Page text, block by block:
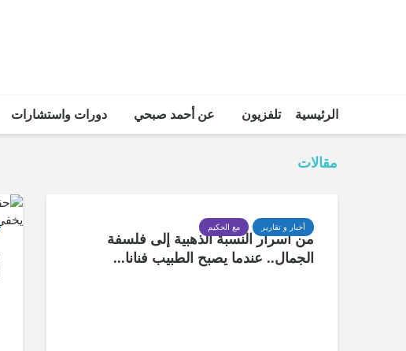
الرئيسية تلفزيون عن أحمد صبحي دورات واستشارات
مقالات
أخبار و تقارير مع الحكيم
من أسرار النسبة الذهبية إلى فلسفة
الجمال.. عندما يصبح الطبيب فنانا...